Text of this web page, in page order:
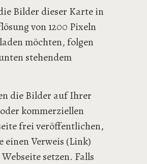
Bilder dieser Karte in
von 1200 Pixeln
möchten, folgen
stehendem
die Bilder auf Ihrer
kommerziellen
frei veröffentlichen,
einen Verweis (Link)
setzen. Falls